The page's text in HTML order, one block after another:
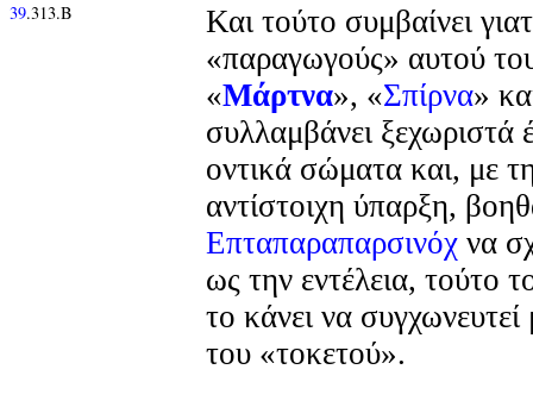
39.313.Β
Και τούτο συμβαίνει
«παραγωγούς» αυτού
«Μάρτνα», «Σπίρνα»
συλλαμβάνει ξεχωριστά
οντικά σώματα και, με
αντίστοιχη ύπαρξη,
Επταπαραπαρσινόχ να
ως την εντέλεια, τούτο
το κάνει να
του «τοκετού».